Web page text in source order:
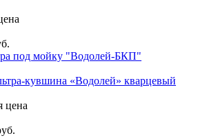
под мойку "Водолей-БКП"
цена